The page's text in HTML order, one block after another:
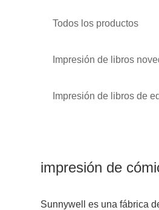
Todos los productos
Impresión de libros
Impresión de libros de
impresión de
Sunnywell es una fábrica